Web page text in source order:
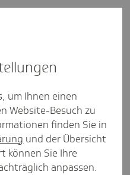
ein Nachfolgestaat
um Ihnen einen
Website-Besuch zu
finden Sie in
und der Übersicht
können Sie Ihre
anpassen.